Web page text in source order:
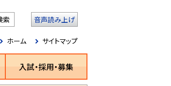
音声読み上げ
ホーム サイトマップ
入試・採用・募集